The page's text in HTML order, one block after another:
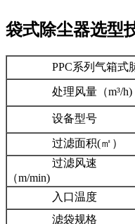
袋式除尘器选型
PPC系列气箱式脉
处理风量（m³/h)
设备型号
过滤面积(㎡）
过滤风速
（m/min)
入口温度
滤袋规格